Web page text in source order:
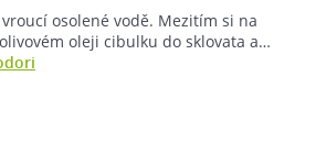
osolené vodě. Mezitím si na
oleji cibulku do sklovata a…